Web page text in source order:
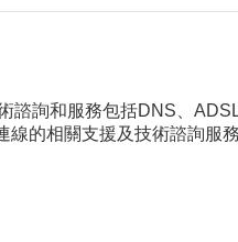
詢和服務包括DNS、
的相關支援及技術諮詢服務